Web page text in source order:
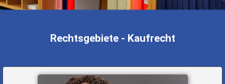
Rechtsgebiete - Kaufrecht